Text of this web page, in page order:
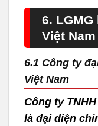
6.
Việt Nam
6.1 Công ty
Việt Nam
Công ty
là đại diện